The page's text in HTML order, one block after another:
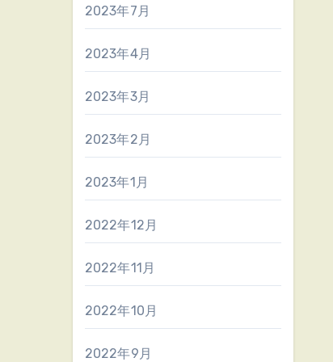
2023年7月
2023年4月
2023年3月
2023年2月
2023年1月
2022年12月
2022年11月
2022年10月
2022年9月